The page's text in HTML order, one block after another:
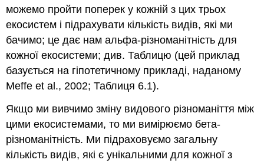
можемо пройти поперек у кожній з цих трьох
екосистем і підрахувати кількість видів, які ми
бачимо; це дає нам альфа-різноманітність для
кожної екосистеми; див. Таблицю (цей приклад
базується на гіпотетичному прикладі, наданому
Meffe et al., 2002; Таблиця 6.1).
Якщо ми вивчимо зміну видового різноманіття між
цими екосистемами, то ми вимірюємо бета-
різноманітність. Ми підраховуємо загальну
кількість видів, які є унікальними для кожної з